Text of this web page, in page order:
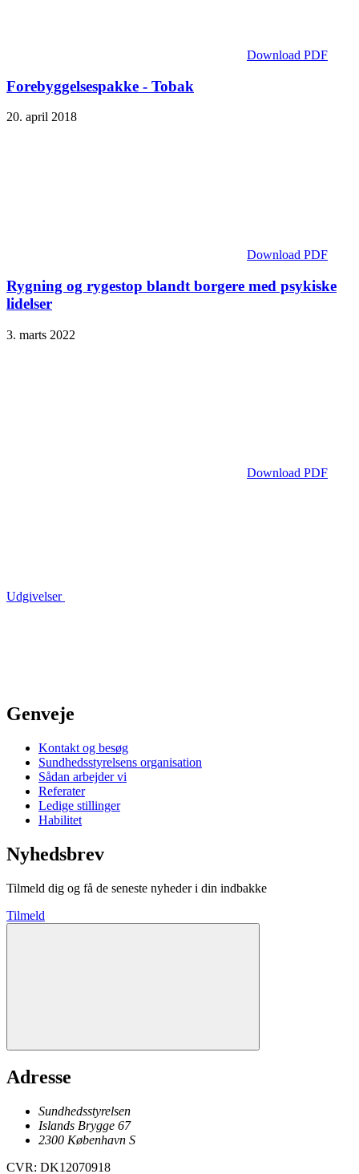
Download PDF
Forebyggelses­pakke - Tobak
20. april 2018
Download PDF
Rygning og rygestop blandt borgere med psykiske
lidelser
3. marts 2022
Download PDF
Udgivelser
Genveje
Kontakt og besøg
Sundhedsstyrelsens organisation
Sådan arbejder vi
Referater
Ledige stillinger
Habilitet
Nyhedsbrev
Tilmeld dig og få de seneste nyheder i din indbakke
Tilmeld
Adresse
Sundhedsstyrelsen
Islands Brygge 67
2300 København S
CVR: DK12070918